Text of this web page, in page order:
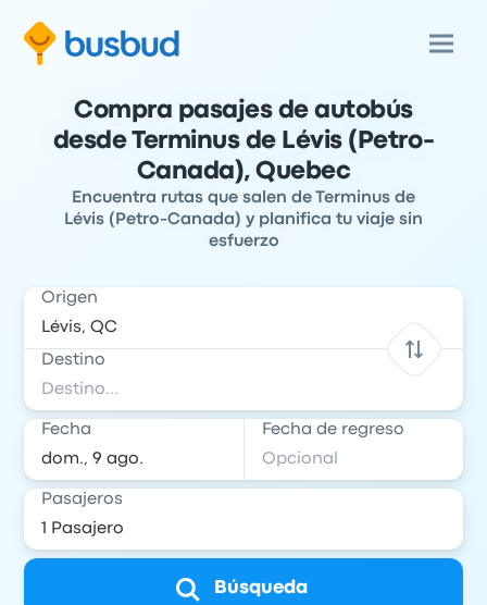
Compra pasajes de autobús
desde Terminus de Lévis (Petro-
Canada), Quebec
Encuentra rutas que salen de Terminus de
Lévis (Petro-Canada) y planifica tu viaje sin
esfuerzo
Origen
Destino
Fecha Fecha de regreso
Pasajeros
Búsqueda